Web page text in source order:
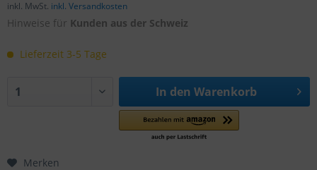
inkl. MwSt. inkl. Versandkosten
Hinweise für Kunden aus der Schweiz
Lieferzeit 3-5 Tage
In den Warenkorb
Merken